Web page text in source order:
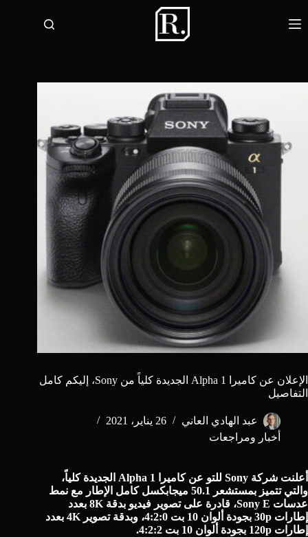
إلى
المحتوى
الإعلان عن كاميرا Alpha 1 الجديدة كلياً من Sony، إليكم كامل
التفاصيل
عبد الهادي العاني
26 يناير، 2021
أخبار ومراجعات
أعلنت شركة Sony
للتو عن كاميرا Alpha 1 الجديدة كلياً،
والتي تتميز بمستشعر 50.1 ميجابكسل كامل الإطار مع نمط
عدسات Sony E، قادرة على تصوير فيديو بدقة 8K بعدد
إطارات 30p بجودة ألوان 10 بت 4:2:0، وبدقة تصوير 4K بعدد
إطارات 120p بجودة ألوان 10 بت 4:2:2.